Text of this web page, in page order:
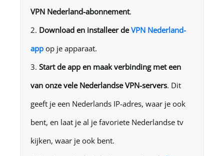
VPN Nederland-abonnement.
Download en installeer deVPN Nederland-
app op je apparaat.
Start de app en maak verbinding met een
van onze vele Nederlandse VPN-servers. Dit
geeft je een Nederlands IP-adres, waar je ook
bent, en laat je al je favoriete Nederlandse tv
kijken, waar je ook bent.